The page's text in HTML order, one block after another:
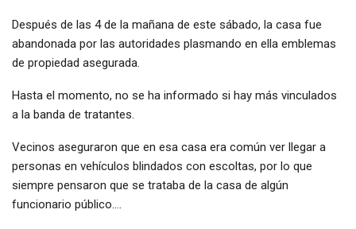
Después de las 4 de la mañana de este sábado, la casa fue
abandonada por las autoridades plasmando en ella emblemas
de propiedad asegurada.
Hasta el momento, no se ha informado si hay más vinculados
a la banda de tratantes.
Vecinos aseguraron que en esa casa era común ver llegar a
personas en vehículos blindados con escoltas, por lo que
siempre pensaron que se trataba de la casa de algún
funcionario público.…